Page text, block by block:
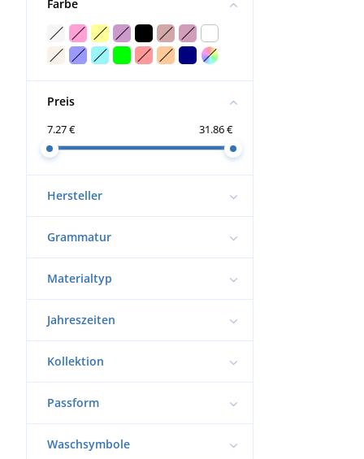
Farbe
Preis
7.27 € 31.86 €
Hersteller
Grammatur
Materialtyp
Jahreszeiten
Kollektion
Passform
Waschsymbole